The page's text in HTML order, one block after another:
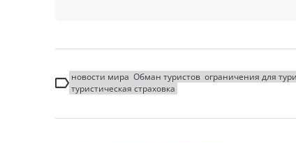
новости мира Обман туристов ограничения для
туристическая страховка